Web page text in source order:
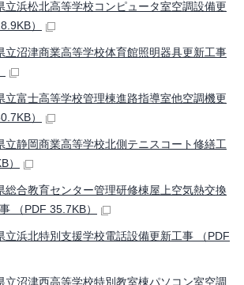
立浜松北高等学校コンピュータ室空調設備更
）
立沼津商業高等学校体育館照明器具更新工事
立富士高等学校管理棟進路指導室他空調機更
）
立静岡商業高等学校北側テニスコート修繕工
）
総合教育センター管理研修棟屋上空気熱交換
（PDF 35.7KB）
立浜北特別支援学校電話設備更新工事 （PDF
立沼津西高等学校特別教室棟パソコン室空調